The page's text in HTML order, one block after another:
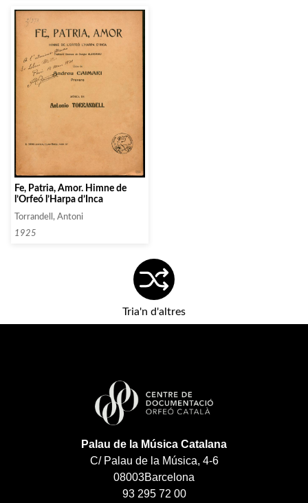
Fe, Patria, Amor. Himne de
l’Orfeó l’Harpa d’Inca
Torrandell, Antoni
1925
Tria'n d'altres
Palau de la Música Catalana
C/ Palau de la Música, 4-6
08003Barcelona
93 295 72 00